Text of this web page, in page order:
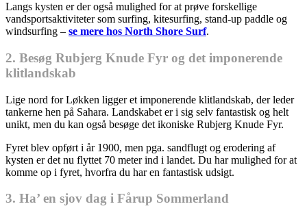
Langs kysten er der også mulighed for at prøve forskellige
vandsportsaktiviteter som surfing, kitesurfing, stand-up paddle og
windsurfing – se mere hos North Shore Surf.
2. Besøg Rubjerg Knude Fyr og det imponerende
klitlandskab
Lige nord for Løkken ligger et imponerende klitlandskab, der leder
tankerne hen på Sahara. Landskabet er i sig selv fantastisk og helt
unikt, men du kan også besøge det ikoniske Rubjerg Knude Fyr.
Fyret blev opført i år 1900, men pga. sandflugt og erodering af
kysten er det nu flyttet 70 meter ind i landet. Du har mulighed for at
komme op i fyret, hvorfra du har en fantastisk udsigt.
3. Ha’ en sjov dag i Fårup Sommerland